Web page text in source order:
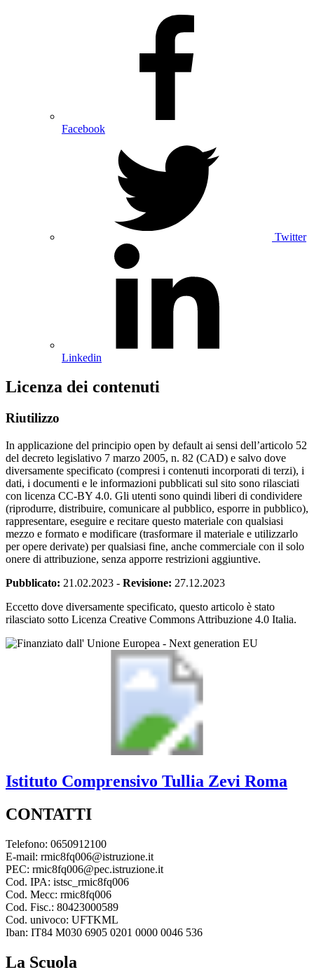
Facebook
Twitter
Linkedin
Licenza dei contenuti
Riutilizzo
In applicazione del principio open by default ai sensi dell’articolo 52
del decreto legislativo 7 marzo 2005, n. 82 (CAD) e salvo dove
diversamente specificato (compresi i contenuti incorporati di terzi), i
dati, i documenti e le informazioni pubblicati sul sito sono rilasciati
con licenza CC-BY 4.0. Gli utenti sono quindi liberi di condividere
(riprodurre, distribuire, comunicare al pubblico, esporre in pubblico),
rappresentare, eseguire e recitare questo materiale con qualsiasi
mezzo e formato e modificare (trasformare il materiale e utilizzarlo
per opere derivate) per qualsiasi fine, anche commerciale con il solo
onere di attribuzione, senza apporre restrizioni aggiuntive.
Pubblicato: 21.02.2023 - Revisione: 27.12.2023
Eccetto dove diversamente specificato, questo articolo è stato
rilasciato sotto Licenza Creative Commons Attribuzione 4.0 Italia.
Istituto Comprensivo Tullia Zevi Roma
CONTATTI
Telefono: 0650912100
E-mail: rmic8fq006@istruzione.it
PEC: rmic8fq006@pec.istruzione.it
Cod. IPA: istsc_rmic8fq006
Cod. Mecc: rmic8fq006
Cod. Fisc.: 80423000589
Cod. univoco: UFTKML
Iban: IT84 M030 6905 0201 0000 0046 536
La Scuola